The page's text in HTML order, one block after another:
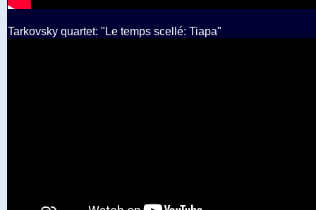
Tarkovsky quartet: "Le temps scellé: Tiapa"